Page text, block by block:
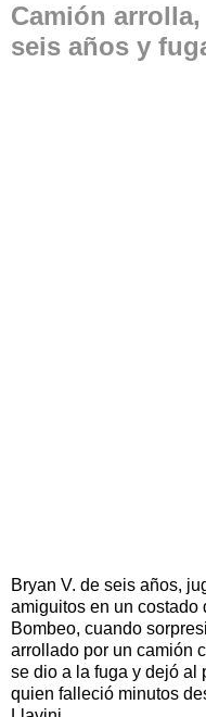
Camión
seis años y
Bryan V. de seis años,
amiguitos en un costado
Bombeo, cuando
arrollado por un camión
se dio a la fuga y dejó al
quien falleció minutos